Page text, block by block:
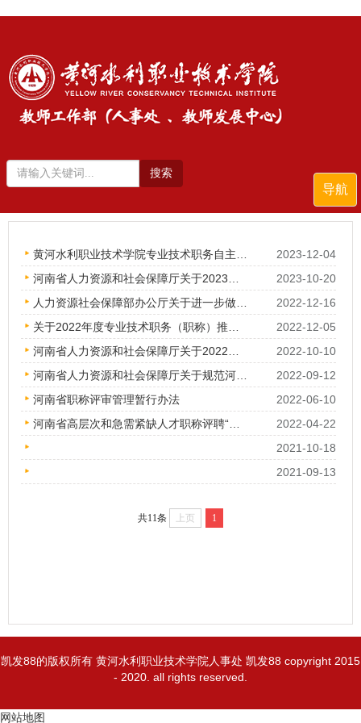
搜索
导航
2023-12-04
2023-10-20
2022-12-16
2022-12-05
2022-10-10
2022-09-12
2022-06-10
河南省职称评审管理暂行办法
2022-04-22
2021-10-18
2021-09-13
共11条 上页 1
凯发88的版权所有 黄河水利职业技术学院人事处 凯发88 copyright 2015
- 2020. all rights reserved.
网站地图